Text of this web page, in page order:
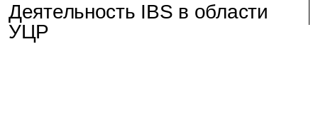
Деятельность IBS в области
УЦР